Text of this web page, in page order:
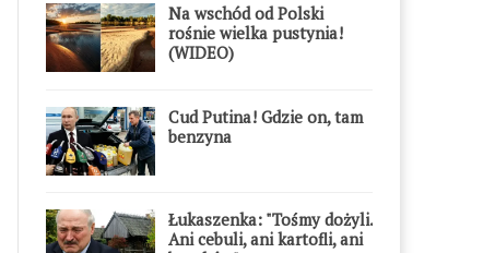
Na wschód od Polski
rośnie wielka pustynia!
(WIDEO)
Cud Putina! Gdzie on, tam
benzyna
Łukaszenka: "Tośmy dożyli.
Ani cebuli, ani kartofli, ani